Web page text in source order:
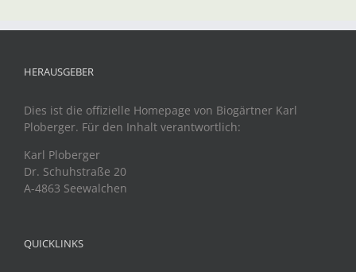
HERAUSGEBER
Dies ist die offizielle Homepage von Biogärtner Karl
Ploberger. Für den Inhalt verantwortlich:
Karl Ploberger
Dr. Schuhstraße 20
A-4863 Seewalchen
QUICKLINKS